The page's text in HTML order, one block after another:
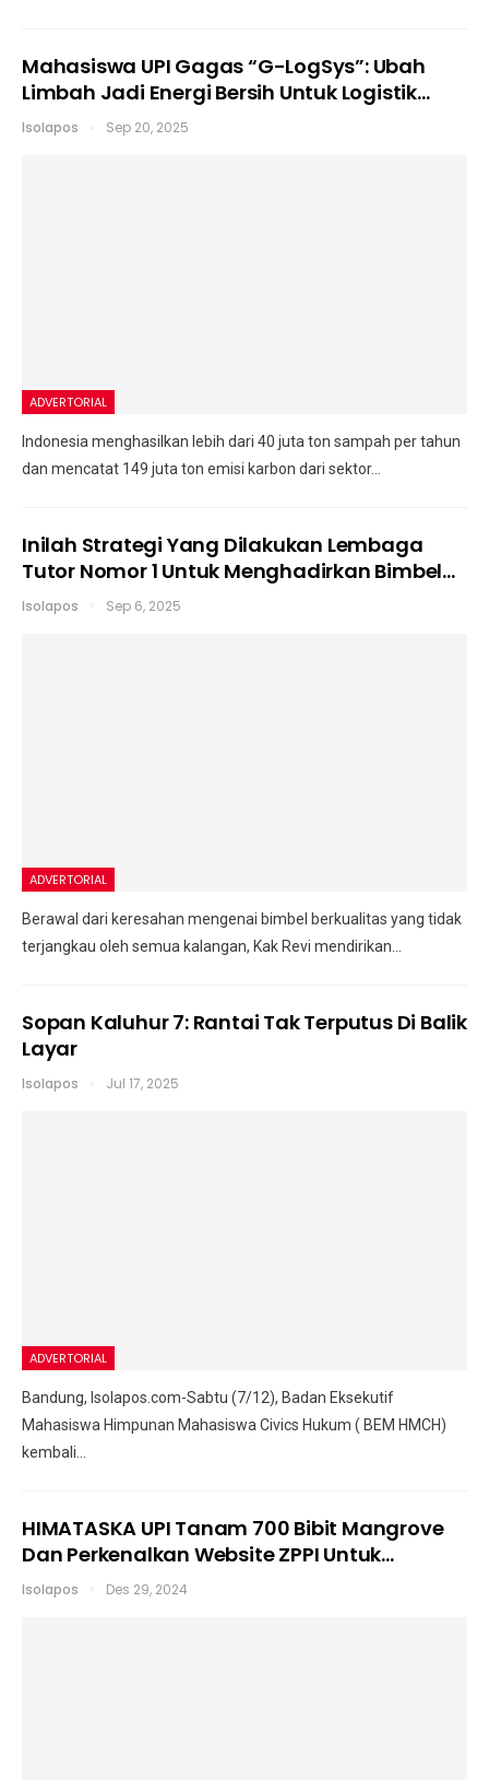
Mahasiswa UPI Gagas “G-LogSys”: Ubah
Limbah Jadi Energi Bersih Untuk Logistik…
Isolapos Sep 20, 2025
ADVERTORIAL
Indonesia menghasilkan lebih dari 40 juta ton sampah per tahun
dan mencatat 149 juta ton emisi karbon dari sektor…
Inilah Strategi Yang Dilakukan Lembaga
Tutor Nomor 1 Untuk Menghadirkan Bimbel…
Isolapos Sep 6, 2025
ADVERTORIAL
Berawal dari keresahan mengenai bimbel berkualitas yang tidak
terjangkau oleh semua kalangan, Kak Revi mendirikan…
Sopan Kaluhur 7: Rantai Tak Terputus Di Balik
Layar
Isolapos Jul 17, 2025
ADVERTORIAL
Bandung, Isolapos.com-Sabtu (7/12), Badan Eksekutif
Mahasiswa Himpunan Mahasiswa Civics Hukum ( BEM HMCH)
kembali…
HIMATASKA UPI Tanam 700 Bibit Mangrove
Dan Perkenalkan Website ZPPI Untuk…
Isolapos Des 29, 2024